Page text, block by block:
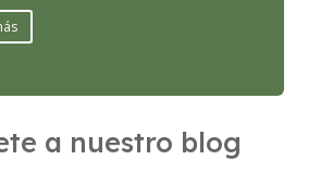
a nuestro blog